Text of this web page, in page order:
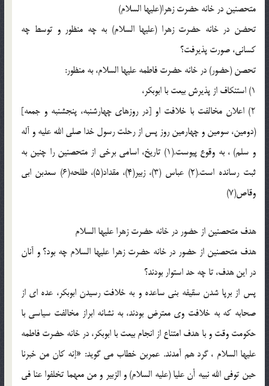
متحصنین در خانه حضرت زهرا(علیها السلام)
تحضن در خانه حضرت زهرا (علیها السلام) به چه منظور و توسط چه
کسانی، صورت پذیرفت؟
تحصن (حضور) در خانه حضرت فاطمه علیها السلام، به منظور:
1) استنکاف از پذیرش بیعت با ابوبکر،
۲) اعلان مخالفت با خلافت او [در روزهای چهارشنبه، پنجشنبه و جمعه]
(دومین، سومین و چهارمین روز پس از رحلت رسول خدا صلی الله علیه و آله
و سلم) ، به وقوع پیوست.(1) تاریخ، اسامی برخی از متحصنین را چنین به
ثبت رسانده است.(2) عباس (3)، زبیر(4)، مقداد(5)، طلحه(6) سعدبن ابی
وقاص(7)
هدف متحصنین از حضور در خانه حضرت زهرا علیها السلام
هدف متحصنین از حضور در خانه حضرت زهرا علیها السلام چه بود؟ و آنان
در این هدف، تا چه حد استوار بودند؟
پس از برپا شدن سقیفه بنی ساعده و به خلافت رسیدن ابوبکر، عده ای از
صحابه که به خلافت وی معترض بودند، به نشانه ابراز مخالفت سیاسی با
حکومت وقت و با هدف امتناع از انجام بیعت با ابوبکر، در خانه حضرت فاطمه
علیها السلام ، گرد هم آمدند. عمربن خطاب می گوید: «إنه کان من خبرنا
حین توفی الله نبیه أن علیا (علیه السلام) و الزبیر و من معهما تخلفوا عنا فی